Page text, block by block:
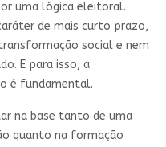
uma lógica eleitoral.
de mais curto prazo,
social e nem
E para isso, a
é fundamental.
na base tanto de uma
quanto na formação